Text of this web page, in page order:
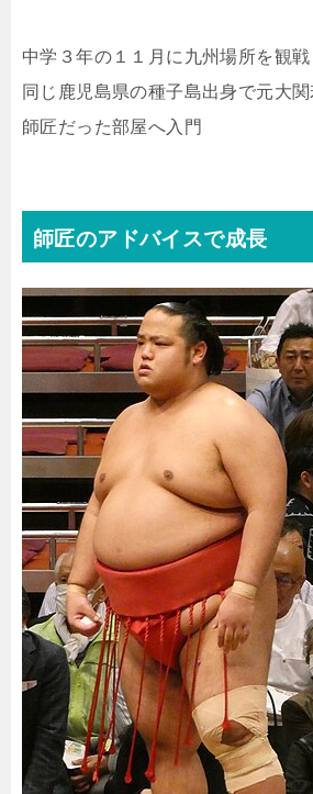
中学３年の１１月に九州場所を観戦
同じ鹿児島県の種子島出身で元大
師匠だった部屋へ入門
師匠のアドバイスで成長